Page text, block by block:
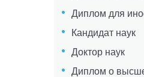
Диплом для
Кандидат наук
Доктор наук
Диплом о